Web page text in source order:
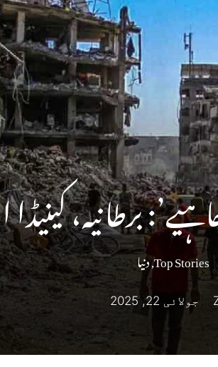
کینیڈا اور
Top Stories
,دنیا
جولائی 22, 2025